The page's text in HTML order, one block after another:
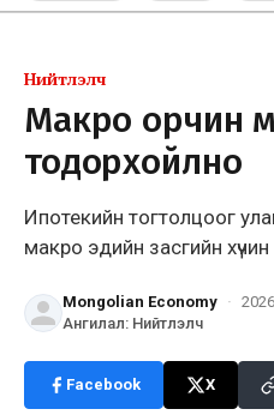
Нийтлэлч
Макро орчин
тодорхойлно
Ипотекийн тогтолцоог
макро эдийн засгийн
Mongolian Economy ·
Ангилал: Нийтлэлч
Facebook X